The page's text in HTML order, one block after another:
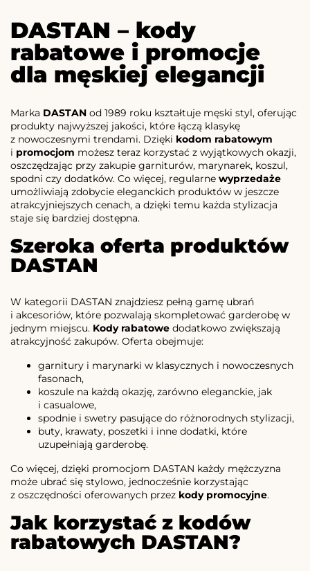
DASTAN – kody
rabatowe i promocje
dla męskiej elegancji
Marka DASTAN od 1989 roku kształtuje męski styl, oferując
produkty najwyższej jakości, które łączą klasykę
z nowoczesnymi trendami. Dzięki kodom rabatowym
i promocjom możesz teraz korzystać z wyjątkowych okazji,
oszczędzając przy zakupie garniturów, marynarek, koszul,
spodni czy dodatków. Co więcej, regularne wyprzedaże
umożliwiają zdobycie eleganckich produktów w jeszcze
atrakcyjniejszych cenach, a dzięki temu każda stylizacja
staje się bardziej dostępna.
Szeroka oferta produktów
DASTAN
W kategorii DASTAN znajdziesz pełną gamę ubrań
i akcesoriów, które pozwalają skompletować garderobę w
jednym miejscu. Kody rabatowe dodatkowo zwiększają
atrakcyjność zakupów. Oferta obejmuje:
garnitury i marynarki w klasycznych i nowoczesnych
fasonach,
koszule na każdą okazję, zarówno eleganckie, jak
i casualowe,
spodnie i swetry pasujące do różnorodnych stylizacji,
buty, krawaty, poszetki i inne dodatki, które
uzupełniają garderobę.
Co więcej, dzięki promocjom DASTAN każdy mężczyzna
może ubrać się stylowo, jednocześnie korzystając
z oszczędności oferowanych przez kody promocyjne.
Jak korzystać z kodów
rabatowych DASTAN?